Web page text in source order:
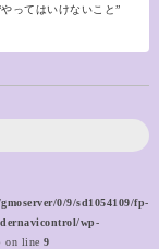
ってはいけないこと”
0/9/sd1054109/fp-
wp-
on line 9